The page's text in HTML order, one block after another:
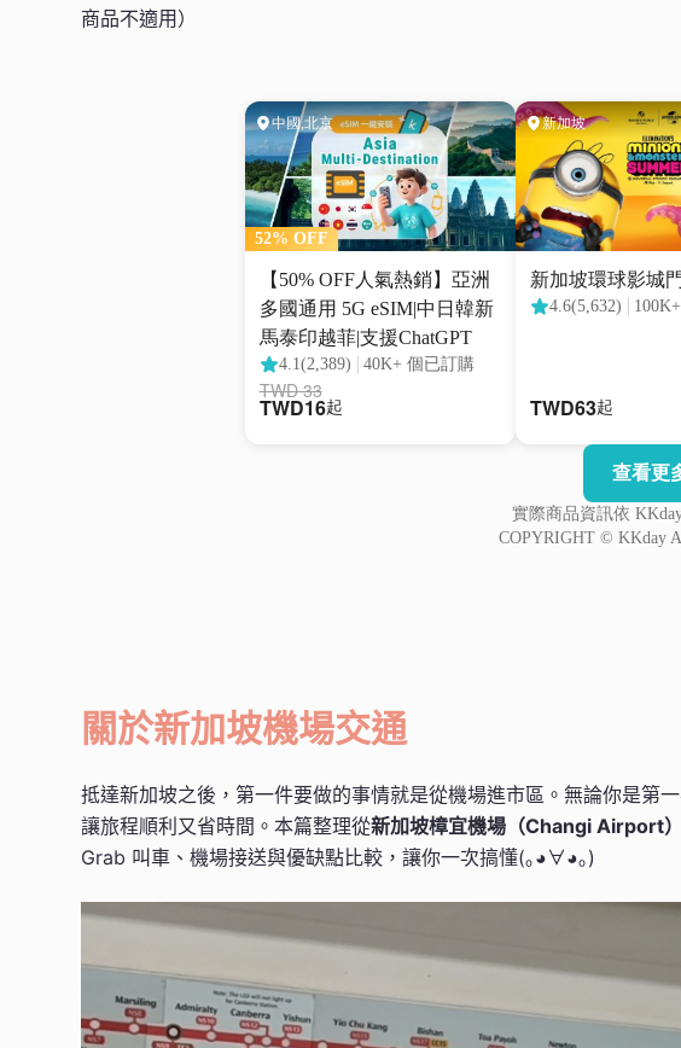
商品不適用）
關於新加坡機場交通
抵達新加坡之後，第一件要做的事情就是從機場進市區。無論你是第
讓旅程順利又省時間。本篇整理從新加坡樟宜機場（Changi Airport
Grab 叫車、機場接送與優缺點比較，讓你一次搞懂(｡◕∀◕｡)